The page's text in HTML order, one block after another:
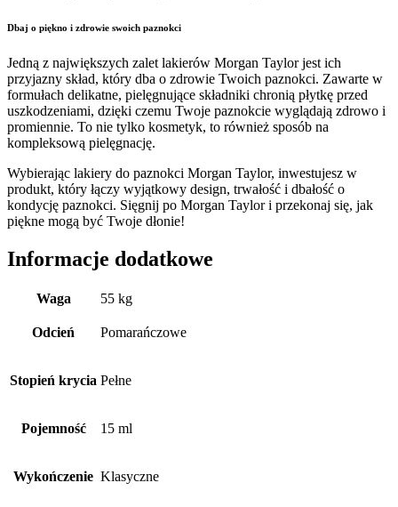
Dbaj o piękno i zdrowie swoich paznokci
Jedną z największych zalet lakierów Morgan Taylor jest ich
przyjazny skład, który dba o zdrowie Twoich paznokci. Zawarte w
formułach delikatne, pielęgnujące składniki chronią płytkę przed
uszkodzeniami, dzięki czemu Twoje paznokcie wyglądają zdrowo i
promiennie. To nie tylko kosmetyk, to również sposób na
kompleksową pielęgnację.
Wybierając lakiery do paznokci Morgan Taylor, inwestujesz w
produkt, który łączy wyjątkowy design, trwałość i dbałość o
kondycję paznokci. Sięgnij po Morgan Taylor i przekonaj się, jak
piękne mogą być Twoje dłonie!
Informacje dodatkowe
Waga 55 kg
Odcień Pomarańczowe
Stopień krycia Pełne
Pojemność 15 ml
Wykończenie Klasyczne